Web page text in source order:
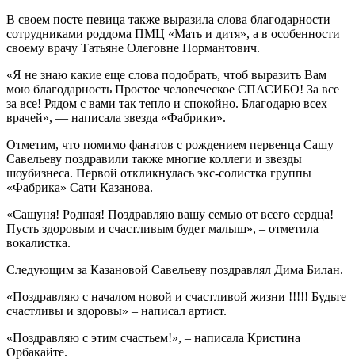
В своем посте певица также выразила слова благодарности
сотрудниками роддома ПМЦ «Мать и дитя», а в особенности
своему врачу Татьяне Олеговне Нормантович.
«Я не знаю какие еще слова подобрать, чтоб выразить Вам
мою благодарность Простое человеческое СПАСИБО! За все
за все! Рядом с вами так тепло и спокойно. Благодарю всех
врачей», — написала звезда «Фабрики».
Отметим, что помимо фанатов с рождением первенца Сашу
Савельеву поздравили также многие коллеги и звезды
шоубизнеса. Первой откликнулась экс-солистка группы
«Фабрика» Сати Казанова.
«Сашуня! Родная! Поздравляю вашу семью от всего сердца!
Пусть здоровым и счастливым будет малыш», – отметила
вокалистка.
Следующим за Казановой Савельеву поздравлял Дима Билан.
«Поздравляю с началом новой и счастливой жизни !!!!! Будьте
счастливы и здоровы» – написал артист.
«Поздравляю с этим счастьем!», – написала Кристина
Орбакайте.